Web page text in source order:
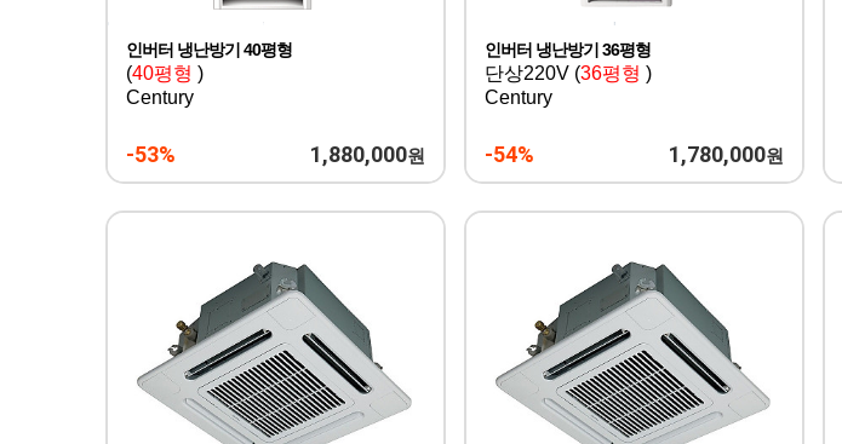
인버터 냉난방기 40평형
(40평형 )
Century
-53% 1,880,000원
인버터 냉난방기 36평형
단상220V (36평형 )
Century
-54% 1,780,000원